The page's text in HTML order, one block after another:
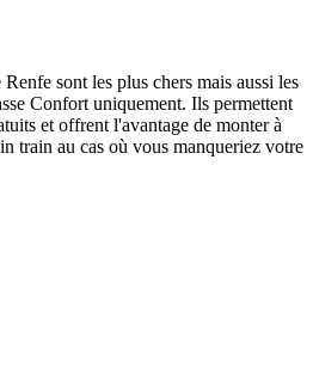
sont les plus chers mais aussi les
Confort uniquement. Ils permettent
et offrent l'avantage de monter à
train au cas où vous manqueriez votre